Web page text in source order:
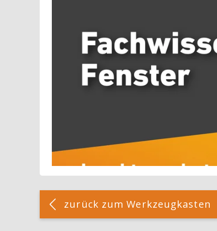
Blöcke
[Cocoon] Custom HTML überspringen
zurück zum Werkzeugkasten